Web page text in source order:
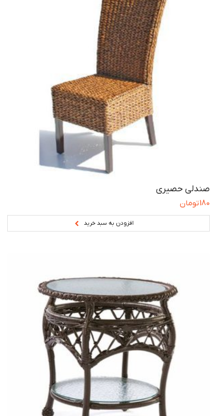
صندلی حصیری
180تومان
افزودن به سبد خرید